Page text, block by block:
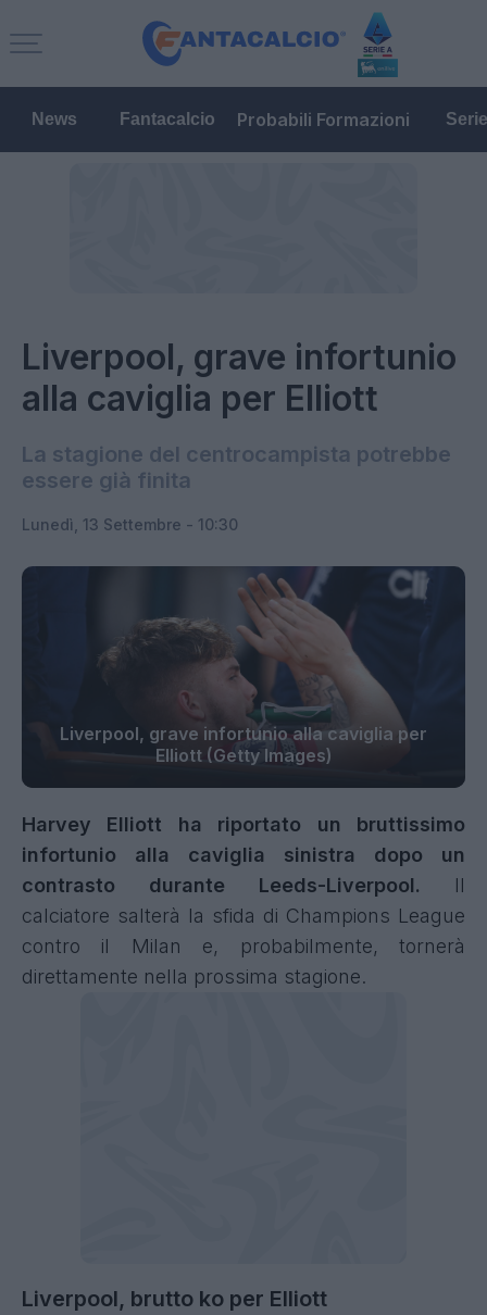
News Fantacalcio Probabili Formazioni
Liverpool, grave infortunio
alla caviglia per Elliott
La stagione del centrocampista potrebbe
essere già finita
Lunedì, 13 Settembre - 10:30
Liverpool, grave infortunio alla caviglia per
Elliott (Getty Images)
Harvey Elliott ha riportato un bruttissimo
infortunio alla caviglia sinistra dopo un
contrasto durante Leeds-Liverpool. Il
calciatore salterà la sfida di Champions League
contro il Milan e, probabilmente, tornerà
direttamente nella prossima stagione.
Liverpool, brutto ko per Elliott